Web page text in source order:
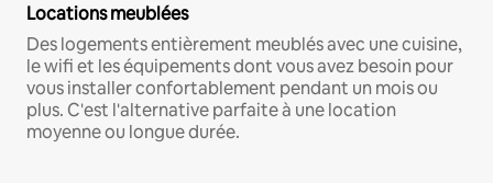
Locations meublées
Des logements entièrement meublés avec une cuisine,
le wifi et les équipements dont vous avez besoin pour
vous installer confortablement pendant un mois ou
plus. C'est l'alternative parfaite à une location
moyenne ou longue durée.